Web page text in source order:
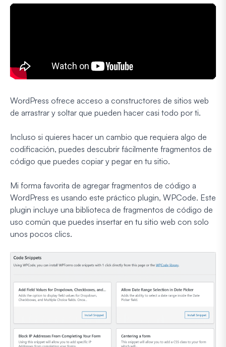
WordPress ofrece acceso a constructores de sitios web
de arrastrar y soltar que pueden hacer casi todo por ti.
Incluso si quieres hacer un cambio que requiera algo de
codificación, puedes descubrir fácilmente fragmentos de
código que puedes copiar y pegar en tu sitio.
Mi forma favorita de agregar fragmentos de código a
WordPress es usando este práctico plugin, WPCode. Este
plugin incluye una biblioteca de fragmentos de código de
uso común que puedes insertar en tu sitio web con solo
unos pocos clics.